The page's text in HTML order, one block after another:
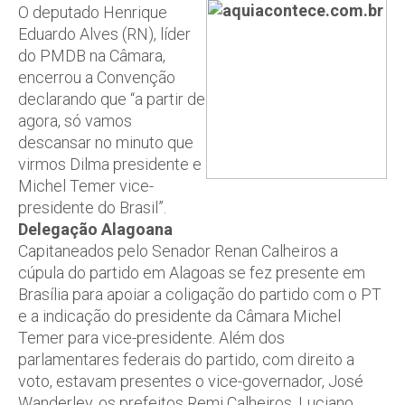
O deputado Henrique
Eduardo Alves (RN), líder
do PMDB na Câmara,
encerrou a Convenção
declarando que “a partir de
agora, só vamos
descansar no minuto que
virmos Dilma presidente e
Michel Temer vice-
presidente do Brasil”.
Delegação Alagoana
Capitaneados pelo Senador Renan Calheiros a
cúpula do partido em Alagoas se fez presente em
Brasília para apoiar a coligação do partido com o PT
e a indicação do presidente da Câmara Michel
Temer para vice-presidente. Além dos
parlamentares federais do partido, com direito a
voto, estavam presentes o vice-governador, José